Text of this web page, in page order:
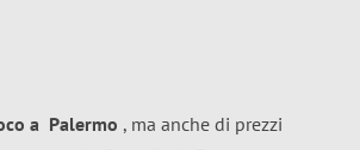
a Palermo , ma anche di prezzi